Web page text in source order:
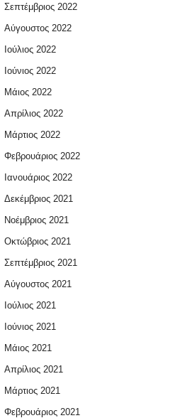
Σεπτέμβριος 2022
Αύγουστος 2022
Ιούλιος 2022
Ιούνιος 2022
Μάιος 2022
Απρίλιος 2022
Μάρτιος 2022
Φεβρουάριος 2022
Ιανουάριος 2022
Δεκέμβριος 2021
Νοέμβριος 2021
Οκτώβριος 2021
Σεπτέμβριος 2021
Αύγουστος 2021
Ιούλιος 2021
Ιούνιος 2021
Μάιος 2021
Απρίλιος 2021
Μάρτιος 2021
Φεβρουάριος 2021